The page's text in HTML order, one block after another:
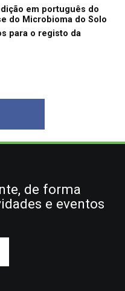
em português do
do Microbioma do Solo
para o registo da
de forma
e eventos